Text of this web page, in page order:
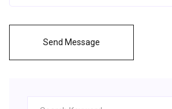
Send Message